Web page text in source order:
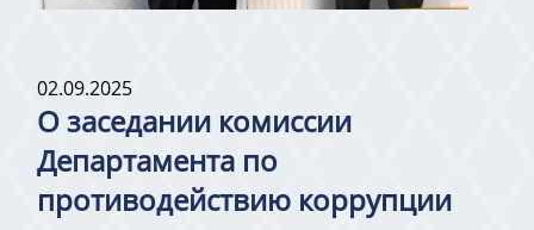
02.09.2025
О заседании комиссии
Департамента по
противодействию коррупции